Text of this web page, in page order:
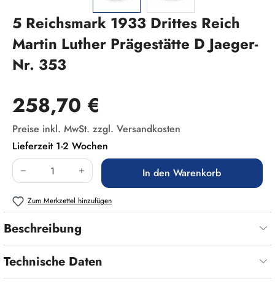
5 Reichsmark 1933 Drittes Reich
Martin Luther Prägestätte D Jaeger-
Nr. 353
Regulärer Preis:
258,70 €
Preise inkl. MwSt. zzgl. Versandkosten
Lieferzeit 1-2 Wochen
Produkt Anzahl: Gib den gewünschten Wert
In den Warenkorb
Zum Merkzettel hinzufügen
Beschreibung
Technische Daten